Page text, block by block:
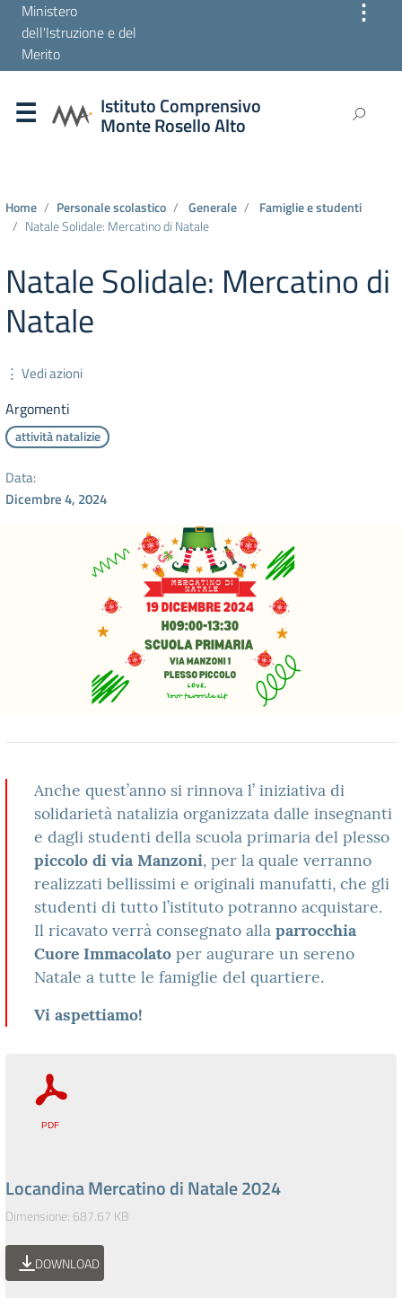
Ministero
dell'Istruzione e del
Merito
⋮
Istituto Comprensivo
Monte Rosello Alto
Home Personale scolastico Generale
Famiglie e studenti
Natale Solidale: Mercatino di Natale
Natale Solidale: Mercatino di
Natale
⋮ Vedi azioni
Argomenti
attività natalizie
Data:
Dicembre 4, 2024
Anche quest’anno si rinnova l’ iniziativa di
solidarietà natalizia organizzata dalle insegnanti
e dagli studenti della scuola primaria del plesso
piccolo di via Manzoni, per la quale verranno
realizzati bellissimi e originali manufatti, che gli
studenti di tutto l’istituto potranno acquistare.
Il ricavato verrà consegnato alla parrocchia
Cuore Immacolato per augurare un sereno
Natale a tutte le famiglie del quartiere.
Vi aspettiamo!
Locandina Mercatino di Natale 2024
Dimensione: 687.67 KB
DOWNLOAD